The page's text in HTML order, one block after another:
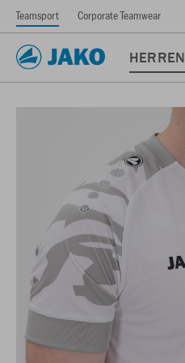
Teamsport Corporate Teamwear
HERREN